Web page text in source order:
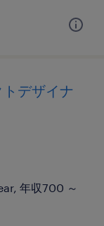
トデザイナ
年収700 ～